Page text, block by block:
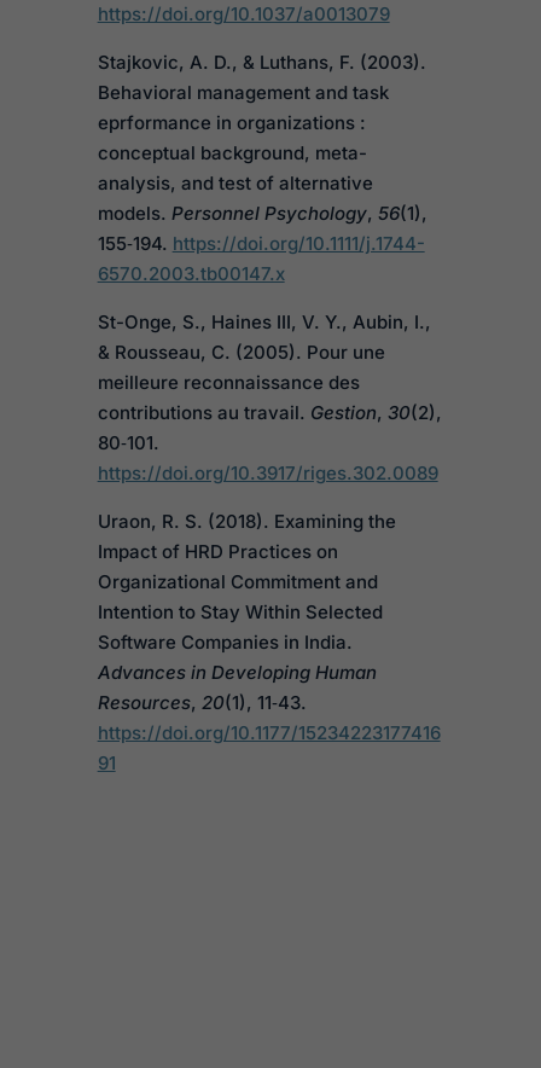
https://doi.org/10.1037/a0013079
Stajkovic, A. D., & Luthans, F. (2003).
Behavioral management and task
eprformance in organizations :
conceptual background, meta-
analysis, and test of alternative
models. Personnel Psychology, 56(1),
155‑194. https://doi.org/10.1111/j.1744-
6570.2003.tb00147.x
St-Onge, S., Haines III, V. Y., Aubin, I.,
& Rousseau, C. (2005). Pour une
meilleure reconnaissance des
contributions au travail. Gestion, 30(2),
80‑101.
https://doi.org/10.3917/riges.302.0089
Uraon, R. S. (2018). Examining the
Impact of HRD Practices on
Organizational Commitment and
Intention to Stay Within Selected
Software Companies in India.
Advances in Developing Human
Resources, 20(1), 11‑43.
https://doi.org/10.1177/15234223177416
91